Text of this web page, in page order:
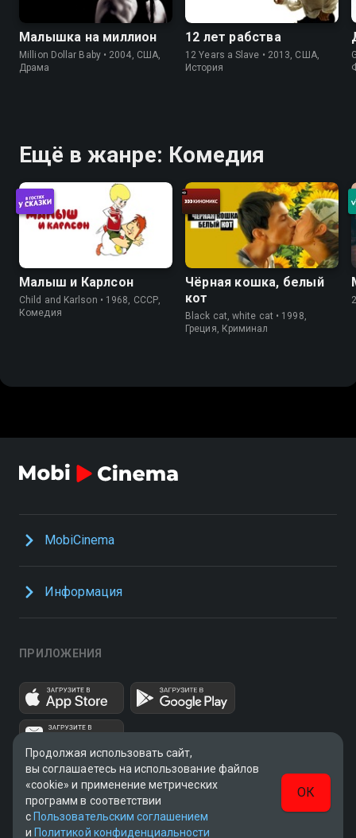
Малышка на миллион
Million Dollar Baby • 2004, США,
Драма
12 лет рабства
12 Years a Slave • 2013, США,
История
Ещё в жанре: Комедия
Малыш и Карлсон
Child and Karlson • 1968, СССР,
Комедия
Чёрная кошка, белый
кот
Black cat, white cat • 1998,
Греция, Криминал
MobiCinema
Информация
ПРИЛОЖЕНИЯ
v3.9.15 | SSR
UUID: 4c7ade6e-4367-4b3c-ab97-a0715901b1d2
Продолжая использовать сайт,
вы соглашаетесь на использование файлов
«cookie» и применение метрических
программ в соответствии
с Пользовательским соглашением
и Политикой конфиденциальности
ОК